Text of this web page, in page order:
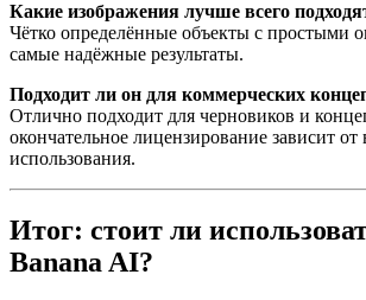
Какие изображения лучше всего
Чётко определённые объекты с простыми
самые надёжные результаты.
Подходит ли он для коммерческих
Отлично подходит для черновиков и
окончательное лицензирование зависит
использования.
Итог: стоит ли
Banana AI?